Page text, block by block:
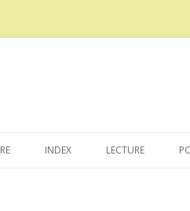
au
INDEX LECTURE